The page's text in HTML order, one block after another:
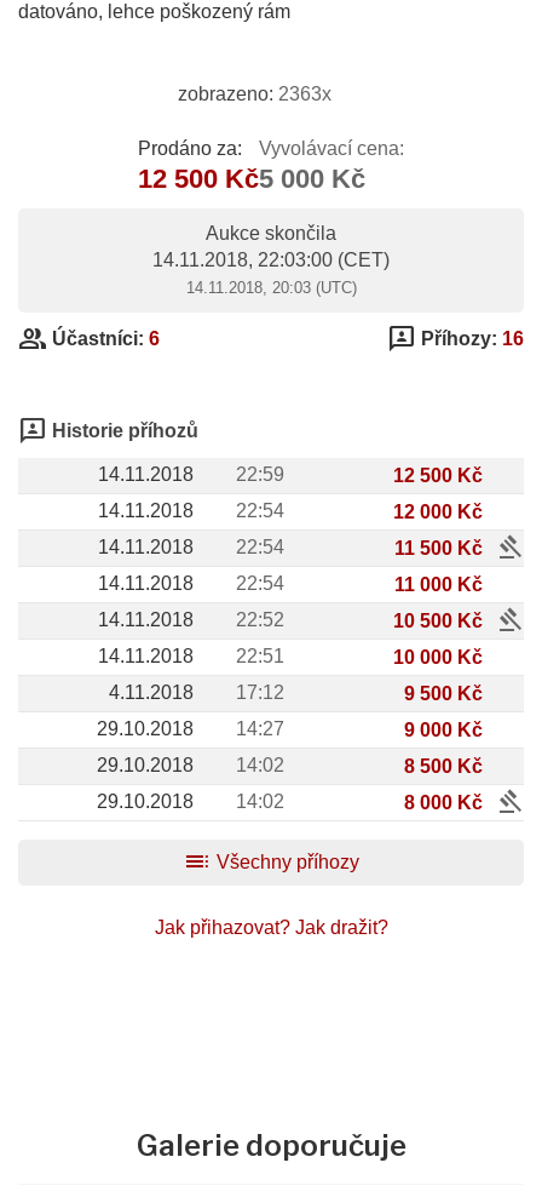
datováno, lehce poškozený rám
zobrazeno: 2363x
Prodáno za:
12 500 Kč
Vyvolávací cena:
5 000 Kč
Aukce skončila
14.11.2018, 22:03:00 (CET)
14.11.2018, 20:03 (UTC)
group Účastníci: 6 3p Příhozy: 16
3p Historie příhozů
14.11.2018 22:59
12 500 Kč
14.11.2018
22:54
12 000 Kč
14.11.2018
22:54 11 500 Kč gavel
14.11.2018 22:54
11 000 Kč
14.11.2018
22:52 10 500 Kč gavel
14.11.2018 22:51
10 000 Kč
4.11.2018
17:12
9 500 Kč
29.10.2018
14:27
9 000 Kč
29.10.2018
14:02
8 500 Kč
29.10.2018
14:02 8 000 Kč
gavel
toc Všechny příhozy
Jak přihazovat? Jak dražit?
Galerie doporučuje